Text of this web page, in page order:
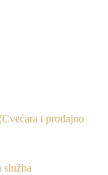
i prodajno
služba